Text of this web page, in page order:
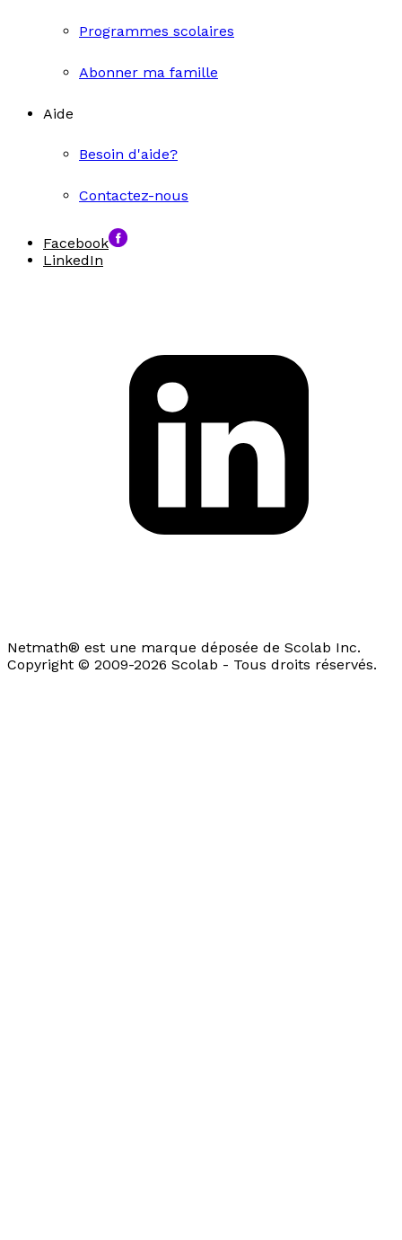
Programmes scolaires
Abonner ma famille
Aide
Besoin d'aide?
Contactez-nous
Facebook
LinkedIn
Netmath® est une marque déposée de Scolab Inc.
Copyright © 2009-2026 Scolab - Tous droits réservés.